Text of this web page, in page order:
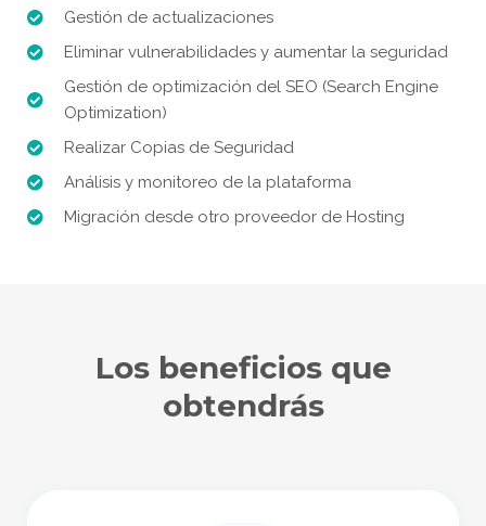
Gestión de actualizaciones
Eliminar vulnerabilidades y aumentar la seguridad
Gestión de optimización del SEO (Search Engine
Optimization)
Realizar Copias de Seguridad
Análisis y monitoreo de la plataforma
Migración desde otro proveedor de Hosting
Los beneficios que
obtendrás